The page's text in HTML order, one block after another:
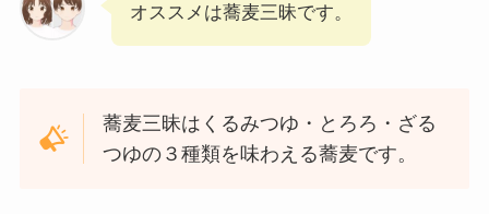
オススメは蕎麦三昧です。
蕎麦三昧はくるみつゆ・とろろ・ざる
つゆの３種類を味わえる蕎麦です。